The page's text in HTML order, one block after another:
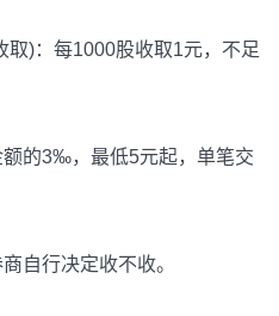
)：每1000股收取1元，不足
的3‰，最低5元起，单笔交
行决定收不收。